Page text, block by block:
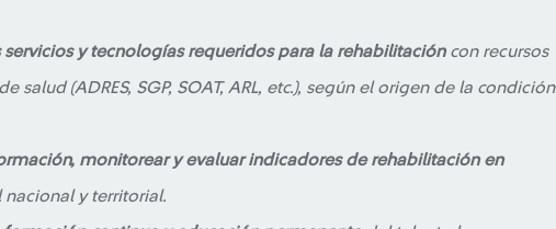
servicios y tecnologías requeridos para la rehabilitacióncon recursos
salud (ADRES, SGP, SOAT, ARL, etc.), según el origen de la condición
monitorear y evaluar indicadores de rehabilitación en
y territorial.